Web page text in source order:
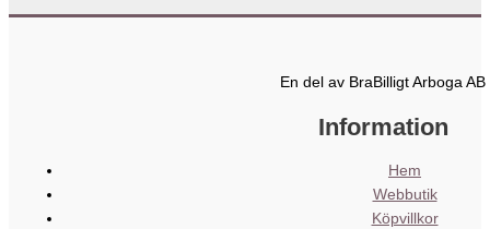
En del av BraBilligt Arboga AB
Information
Hem
Webbutik
Köpvillkor